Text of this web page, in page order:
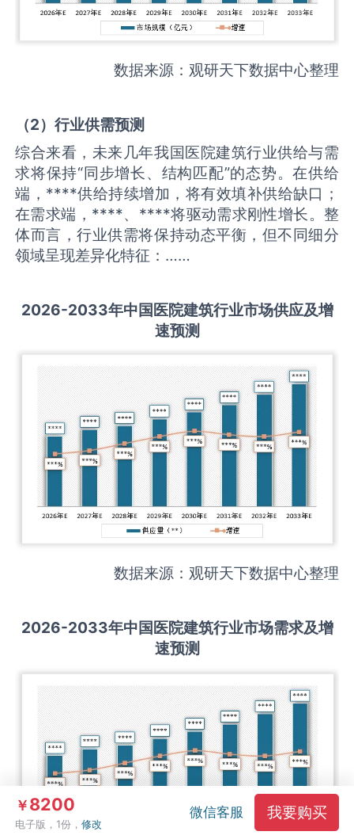
数据来源：观研天下数据中心整理
（2）行业供需预测
综合来看，未来几年我国医院建筑行业供给与需
求将保持“同步增长、结构匹配”的态势。在供给
端，****供给持续增加，将有效填补供给缺口；
在需求端，****、****将驱动需求刚性增长。整
体而言，行业供需将保持动态平衡，但不同细分
领域呈现差异化特征：……
2026-2033年中国医院建筑行业市场供应及增
速预测
数据来源：观研天下数据中心整理
2026-2033年中国医院建筑行业市场需求及增
速预测
￥8200
电子版，1份，修改
微信客服 我要购买